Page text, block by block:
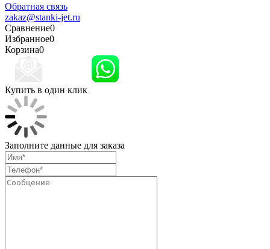
Обратная связь
zakaz@stanki-jet.ru
Сравнение0
Избранное0
Корзина0
Купить в один клик
Заполните данные для заказа